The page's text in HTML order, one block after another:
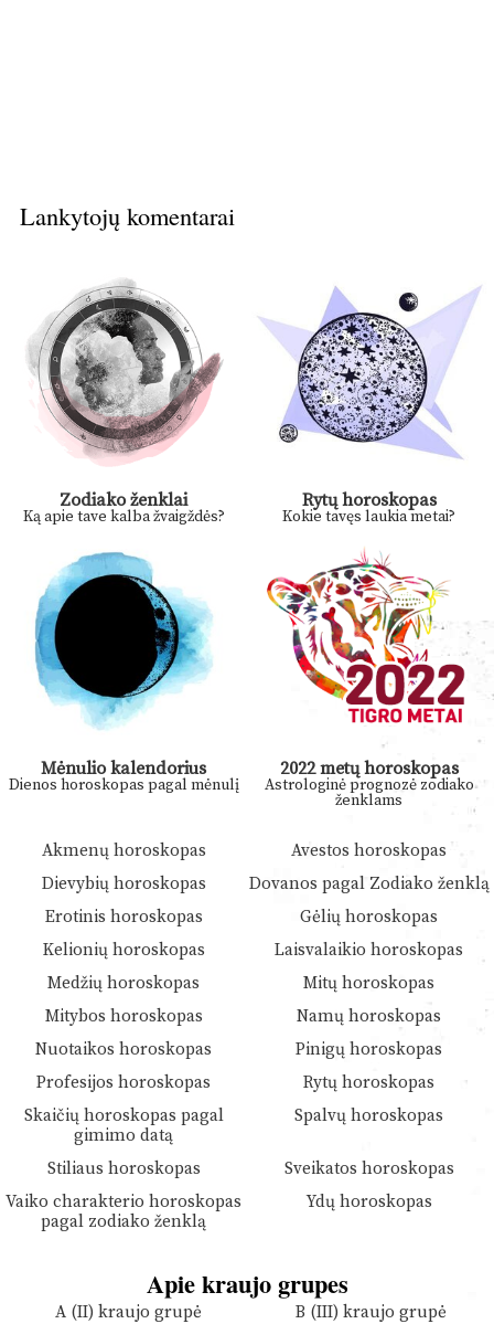
Lankytojų komentarai
Zodiako ženklai
Ką apie tave kalba žvaigždės?
Rytų horoskopas
Kokie tavęs laukia metai?
Mėnulio kalendorius
Dienos horoskopas pagal mėnulį
2022 metų horoskopas
Astrologinė prognozė zodiako
ženklams
Akmenų horoskopas
Avestos horoskopas
Dievybių horoskopas
Dovanos pagal Zodiako ženklą
Erotinis horoskopas
Gėlių horoskopas
Kelionių horoskopas
Laisvalaikio horoskopas
Medžių horoskopas
Mitų horoskopas
Mitybos horoskopas
Namų horoskopas
Nuotaikos horoskopas
Pinigų horoskopas
Profesijos horoskopas
Rytų horoskopas
Skaičių horoskopas pagal
gimimo datą
Spalvų horoskopas
Stiliaus horoskopas
Sveikatos horoskopas
Vaiko charakterio horoskopas
pagal zodiako ženklą
Ydų horoskopas
Apie kraujo grupes
A (II) kraujo grupė
B (III) kraujo grupė